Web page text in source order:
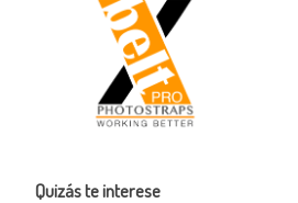
Quizás te interese